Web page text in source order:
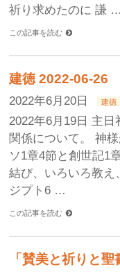
祈り求めたのに 謙 …
この記事を読む
建徳 2022-06-26
2022年6月20日 建徳
2022年6月19日 主
関係について。 神
ソ1章4節と創世記1
結び、いろいろ教え
ジプト6 …
この記事を読む
「賛美と祈りと